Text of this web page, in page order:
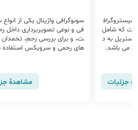
که شامل
استریل به د
می باشد.
جزئیات
سونوگرافی واژینال یکی از انواع
فی و نوعی تصویربرداری داخل
ت، و برای بررسی رحم، تخمدان
های رحمی و سرویکس
مشاهدهٔ